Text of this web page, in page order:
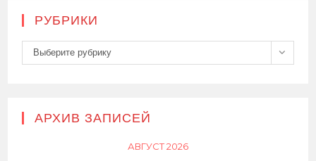
РУБРИКИ
Рубрики
Выберите рубрику
АРХИВ ЗАПИСЕЙ
АВГУСТ 2026